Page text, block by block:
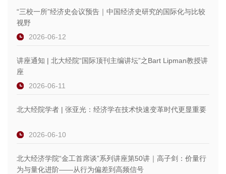
“三校一所”经济史会议预告｜中国经济史研究的国际化与比较
视野
2026-06-12
讲座通知 | 北大经院“国际顶刊主编讲坛”之Bart Lipman教授讲
座
2026-06-11
北大经院学者 | 张亚光：经济学在技术快速变革时代更显重要
2026-06-10
北大经济学院“金工首席谈”系列讲座第50讲｜高子剑：价量行
为与量化进阶——从行为偏差到高频信号